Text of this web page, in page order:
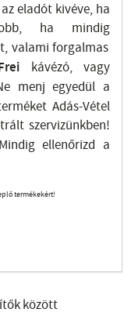
eladót kivéve, ha
ha mindig
valami forgalmas
kávézó, vagy
menj egyedül a
Adás-Vétel
szervizünkben!
ellenőrizd a
termékekért!
között